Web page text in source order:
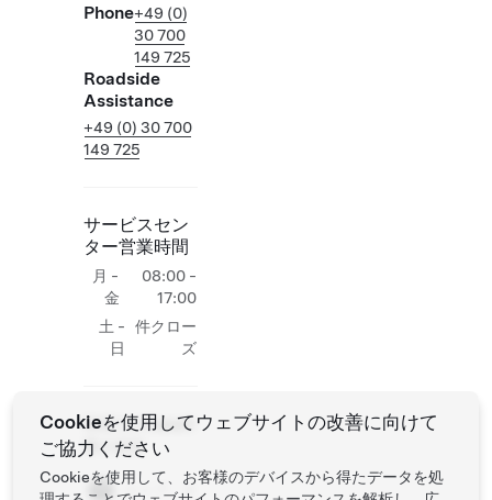
Phone+49 (0)
30 700
149 725
Roadside
Assistance
+49 (0) 30 700
149 725
サービスセン
ター営業時間
月 -
金
08:00 -
17:00
土 -
日
件クロー
ズ
現場でのTesla作
業の追加
ストア
Cookieを使用してウェブサイトの改善に向けて
ご協力ください
Cookieを使用して、お客様のデバイスから得たデータを処